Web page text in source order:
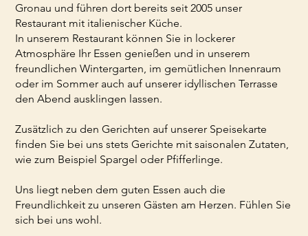
Gronau und führen dort bereits seit 2005 unser
Restaurant mit italienischer Küche.
In unserem Restaurant können Sie in lockerer
Atmosphäre Ihr Essen genießen und in unserem
freundlichen Wintergarten, im gemütlichen Innenraum
oder im Sommer auch auf unserer idyllischen Terrasse
den Abend ausklingen lassen.
Zusätzlich zu den Gerichten auf unserer Speisekarte
finden Sie bei uns stets Gerichte mit saisonalen Zutaten,
wie zum Beispiel Spargel oder Pfifferlinge.
Uns liegt neben dem guten Essen auch die
Freundlichkeit zu unseren Gästen am Herzen. Fühlen Sie
sich bei uns wohl.